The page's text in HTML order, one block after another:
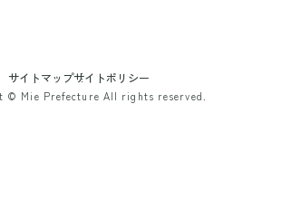
サイトマップサイトポリシー
© Mie Prefecture All rights reserved.